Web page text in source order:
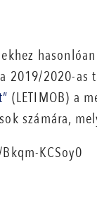
2019/2020-as
(LETIMOB) a
számára,
KCSoy0